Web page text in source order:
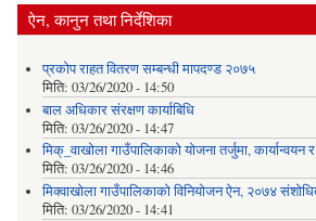
ऐन, कानुन तथा निर्देशिका
प्रकोप राहत वितरण सम्बन्धी मापदण्ड २०७५
मिति: 03/26/2020 - 14:50
बाल अधिकार संरक्षण कार्याबिधि
मिति: 03/26/2020 - 14:47
मिक्_वाखोला गाउँपालिकाको योजना तर्जुमा, कार्यान्वयन
मिति: 03/26/2020 - 14:46
मिक्वाखोला गाउँपालिकाको विनियोजन ऐन, २०७४
मिति: 03/26/2020 - 14:41